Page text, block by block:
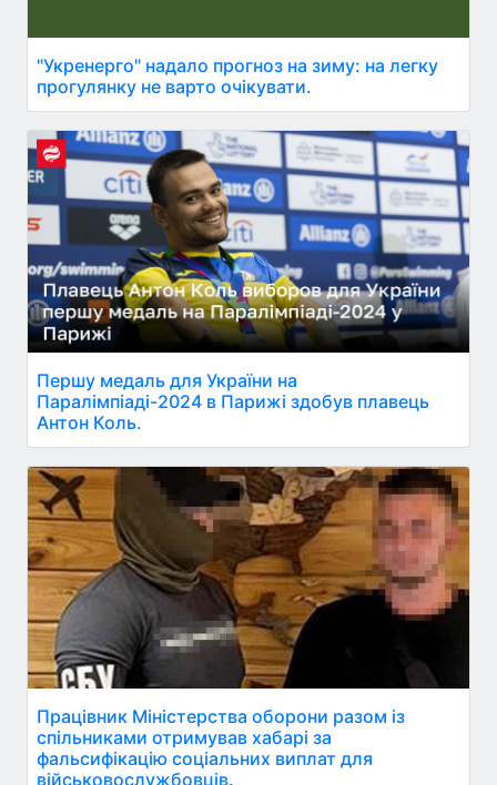
"Укренерго" надало прогноз на зиму: на легку
прогулянку не варто очікувати.
Першу медаль для України на
Паралімпіаді-2024 в Парижі здобув плавець
Антон Коль.
Працівник Міністерства оборони разом із
спільниками отримував хабарі за
фальсифікацію соціальних виплат для
військовослужбовців.